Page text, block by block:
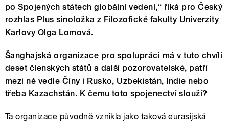
po Spojených státech globální vedení,“ říká pro Český
rozhlas Plus sinoložka z Filozofické fakulty Univerzity
Karlovy Olga Lomová.
Šanghajská organizace pro spolupráci má v tuto chvíli
deset členských států a další pozorovatelské, patří
mezi ně vedle Číny i Rusko, Uzbekistán, Indie nebo
třeba Kazachstán. K čemu toto spojenectví slouží?
Ta organizace původně vznikla jako taková eurasijská